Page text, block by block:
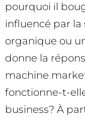
pourquoi il
influencé par la
organique ou
donne la
machine
fonctionne-t-
business? À